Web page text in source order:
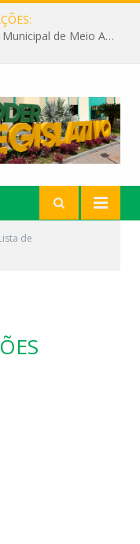
Câmara recebe palestra da Secretária Municipal de Meio Ambiente sobre as ações da “SEMANA DO MEIO AMBIENTE”
de